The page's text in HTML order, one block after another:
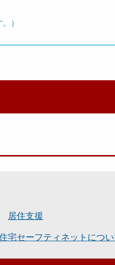
）
居住支援
宅セーフティネットについ